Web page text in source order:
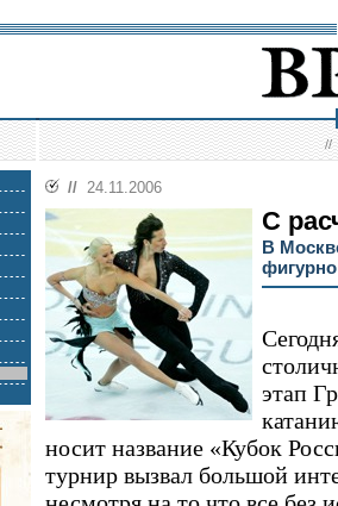
//
// 24.11.2006
С
В
этап
носит название «Кубок
турнир вызвал большой